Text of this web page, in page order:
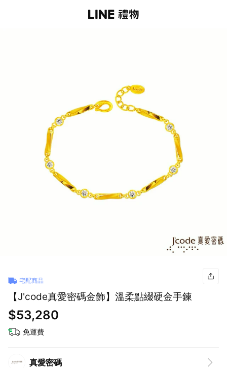
宅配商品
【J'code真愛密碼金飾】溫柔點綴硬金手鍊
$53,280
免運費
真愛密碼